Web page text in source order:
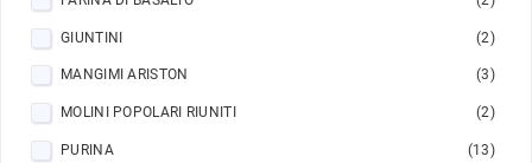
GIUNTINI (2)
MANGIMI ARISTON (3)
MOLINI POPOLARI RIUNITI (2)
PURINA (13)